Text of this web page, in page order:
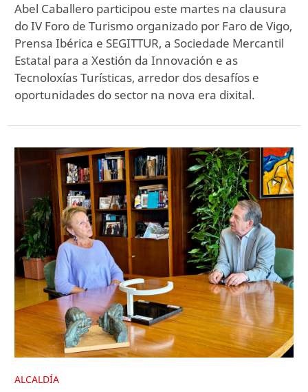
Abel Caballero participou este martes na clausura
do IV Foro de Turismo organizado por Faro de Vigo,
Prensa Ibérica e SEGITTUR, a Sociedade Mercantil
Estatal para a Xestión da Innovación e as
Tecnoloxías Turísticas, arredor dos desafíos e
oportunidades do sector na nova era dixital.
ALCALDÍA